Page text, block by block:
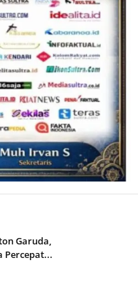
Garuda,
Percepat...